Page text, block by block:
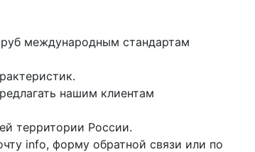
международным стандартам
нашим клиентам
территории России.
info, форму обратной связи или по